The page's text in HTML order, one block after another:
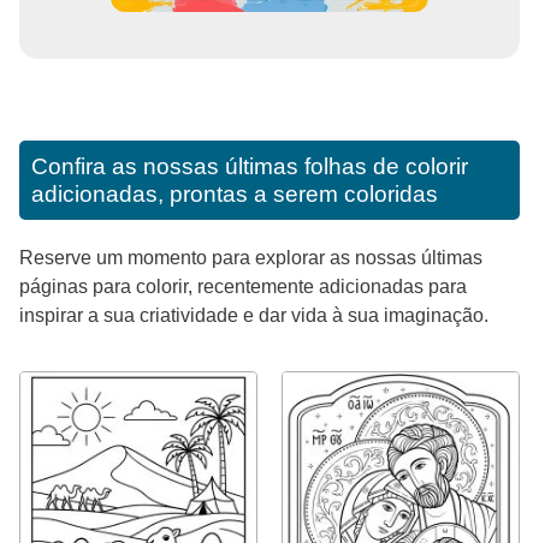
Confira as nossas últimas folhas de colorir
adicionadas, prontas a serem coloridas
Reserve um momento para explorar as nossas últimas
páginas para colorir, recentemente adicionadas para
inspirar a sua criatividade e dar vida à sua imaginação.